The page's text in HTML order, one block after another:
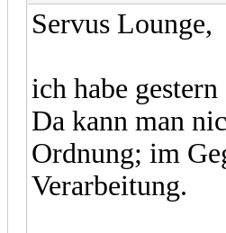
Servus Lounge,
ich habe
Da kann man
Ordnung; im
Verarbeitung.